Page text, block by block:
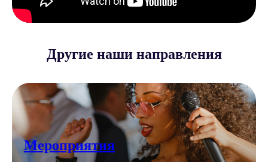
Другие наши направления
Мероприятия